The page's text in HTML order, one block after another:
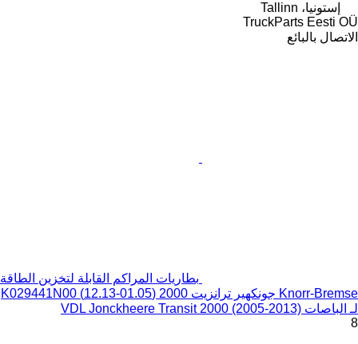
إستونيا، Tallinn
TruckParts Eesti OÜ
الاتصال بالبائع
بطاريات المراكم القابلة لتخزين الطاقة
Knorr-Bremse جونكهير ترانزيت 2000 (01.05-12.13) K029441N00
لـ الباصات VDL Jonckheere Transit 2000 (2005-2013)
8